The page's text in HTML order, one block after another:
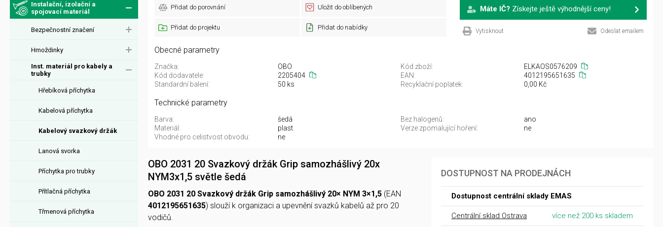
Instalační, izolační a
spojovací materiál
Bezpečnostní značení
Hmoždinky
Inst. materiál pro kabely a
trubky
Hřebíková příchytka
Kabelová příchytka
Kabelový svazkový držák
Lanová svorka
Příchytka pro trubky
Přítlačná příchytka
Třmenová příchytka
Přidat do porovnání Uložit do oblíbených
Přidat do projektu Přidat do nabídky
Máte IČ? Získejte ještě výhodnější ceny!
Vytisknout Odeslat emailem
Obecné parametry
Značka: OBO Kód zboží:
ELKAOS0576209
Kód dodavatele:
2205404 EAN:
4012195651635
Standardní balení:
50 ks Recyklační poplatek: 0,00 Kč
Technické parametry
Barva: šedá Bez halogenů:
ano
Materiál:
plast Verze zpomalující hoření:
ne
Vhodné pro celistvost obvodu:
ne
OBO 2031 20 Svazkový držák Grip samozhášlivý 20x
NYM3x1,5 světle šedá
OBO 2031 20 Svazkový držák Grip samozhášlivý 20× NYM 3×1,5 (EAN
4012195651635) slouží k organizaci a upevnění svazků kabelů až pro 20
vodičů.
DOSTUPNOST NA PRODEJNÁCH
Dostupnost centrální sklady EMAS
Centrální sklad Ostrava více než 200 ks skladem